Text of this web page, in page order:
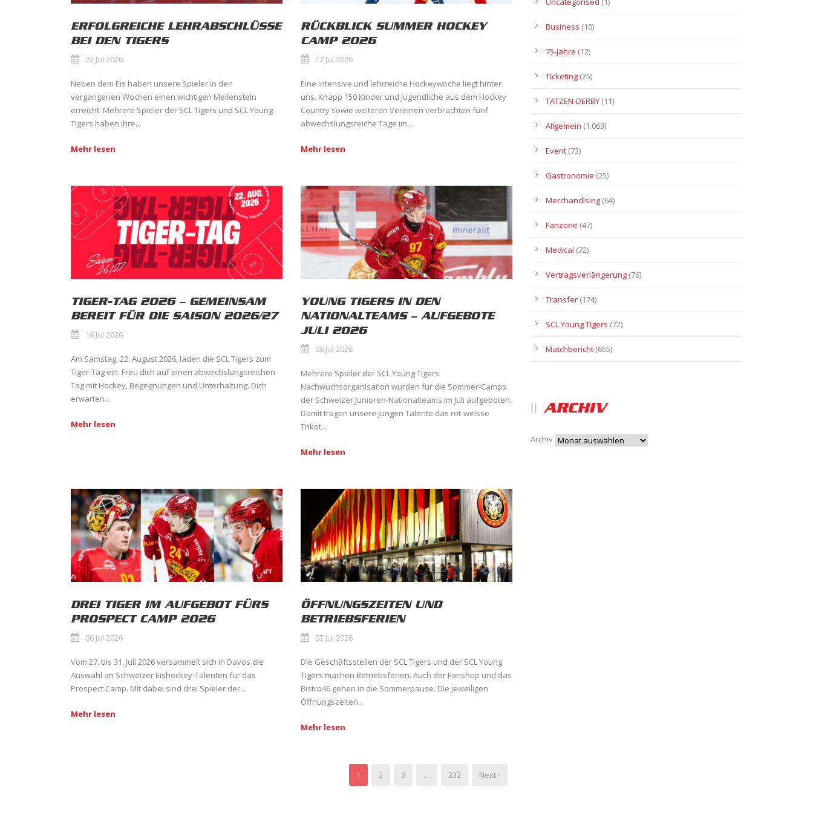
ERFOLGREICHE LEHRABSCHLÜSSE
BEI DEN TIGERS
22 Jul 2026
Neben dem Eis haben unsere Spieler in den
vergangenen Wochen einen wichtigen Meilenstein
erreicht. Mehrere Spieler der SCL Tigers und SCL Young
Tigers haben ihre...
Mehr lesen
RÜCKBLICK SUMMER HOCKEY
CAMP 2026
17 Jul 2026
Eine intensive und lehrreiche Hockeywoche liegt hinter
uns. Knapp 150 Kinder und Jugendliche aus dem Hockey
Country sowie weiteren Vereinen verbrachten fünf
abwechslungsreiche Tage im...
Mehr lesen
TIGER-TAG 2026 – GEMEINSAM
BEREIT FÜR DIE SAISON 2026/27
16 Jul 2026
Am Samstag, 22. August 2026, laden die SCL Tigers zum
Tiger-Tag ein. Freu dich auf einen abwechslungsreichen
Tag mit Hockey, Begegnungen und Unterhaltung. Dich
erwarten...
Mehr lesen
YOUNG TIGERS IN DEN
NATIONALTEAMS – AUFGEBOTE
JULI 2026
08 Jul 2026
Mehrere Spieler der SCL Young Tigers
Nachwuchsorganisation wurden für die Sommer-Camps
der Schweizer Junioren-Nationalteams im Juli aufgeboten.
Damit tragen unsere jungen Talente das rot-weisse
Trikot...
Mehr lesen
DREI TIGER IM AUFGEBOT FÜRS
PROSPECT CAMP 2026
06 Jul 2026
Vom 27. bis 31. Juli 2026 versammelt sich in Davos die
Auswahl an Schweizer Eishockey-Talenten für das
Prospect Camp. Mit dabei sind drei Spieler der...
Mehr lesen
ÖFFNUNGSZEITEN UND
BETRIEBSFERIEN
02 Jul 2026
Die Geschäftsstellen der SCL Tigers und der SCL Young
Tigers machen Betriebsferien. Auch der Fanshop und das
Bistro46 gehen in die Sommerpause. Die jeweiligen
Öffnungszeiten...
Mehr lesen
1 2 3 … 332 Next ›
Business (10)
75-Jahre (12)
Ticketing (25)
TATZEN-DERBY (11)
Allgemein (1.063)
Event (73)
Gastronomie (25)
Merchandising (64)
Fanzone (47)
Medical (72)
Vertragsverlängerung (76)
Transfer (174)
SCL Young Tigers (72)
Matchbericht (655)
ARCHIV
Archiv